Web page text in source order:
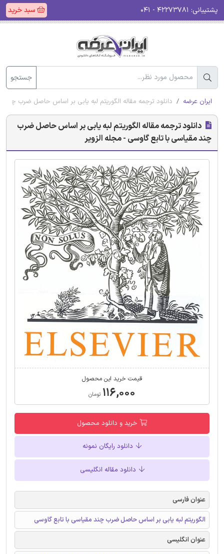
پشتیبانی: سبد خرید
جستجو
ایران عرضه دانلود ترجمه مقاله الگوریتم لبه یابی بر اساس حاصل ضرب چند
دانلود ترجمه مقاله الگوریتم لبه یابی بر اساس حاصل ضرب
چند مقیاسی با تابع گاوسی - مجله الزویر
قیمت خرید این محصول
۱۱۶,۰۰۰ تومان
خرید و دانلود محصول
دانلود رایگان نمونه
دانلود مقاله انگلیسی
عنوان فارسی
الگوریتم لبه یابی بر اساس حاصل ضرب چند مقیاسی با تابع گاوسی
عنوان انگلیسی